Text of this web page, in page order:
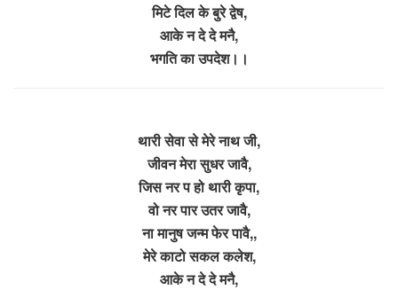
मिटे दिल के बुरे द्वेष,
आके न दे दे मनै,
भगति का उपदेश।।
थारी सेवा से मेरे नाथ जी,
जीवन मेरा सुधर जावै,
जिस नर प हो थारी कृपा,
वो नर पार उतर जावै,
ना मानुष जन्म फेर पावै,,
मेरे काटो सकल कलेश,
आके न दे दे मनै,